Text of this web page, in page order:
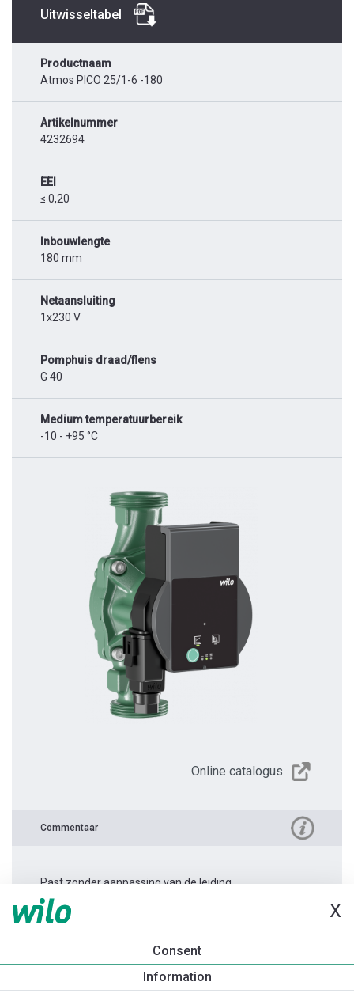
X
Consent
Information
Uitwisseltabel
Productnaam
Atmos PICO 25/1-6 -180
Artikelnummer
4232694
EEI
≤ 0,20
Inbouwlengte
180 mm
Netaansluiting
1x230 V
Pomphuis draad/flens
G 40
Medium temperatuurbereik
-10 - +95 °C
Online catalogus
Commentaar
Past zonder aanpassing van de leiding.
Productinformatie